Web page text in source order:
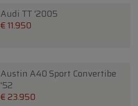
Audi TT '2005
€ 11.950
Austin A40 Sport Convertibe
'52
€ 23.950